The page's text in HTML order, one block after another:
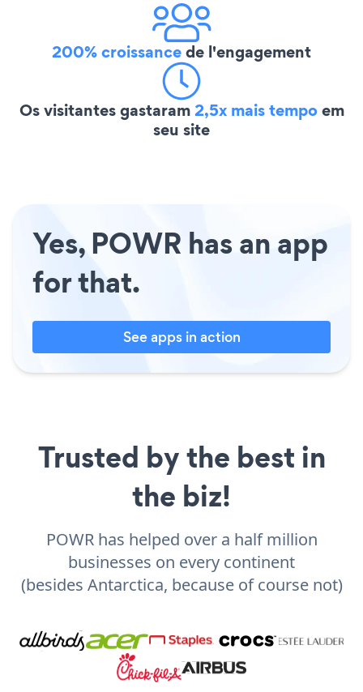
200% croissancede l'engagement
Os visitantes gastaram2,5x mais tempoem
seu site
Yes, POWR has an app
for that.
See apps in action
Trusted by the best in
the biz!
POWR has helped over a half million
businesses on every continent
(besides Antarctica, because of course not)